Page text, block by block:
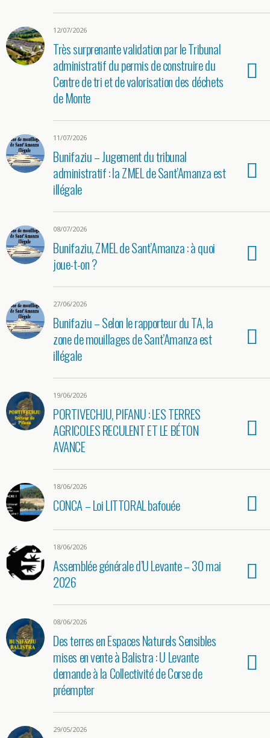
12/07/2026
Très surprenante validation par le Tribunal
administratif du permis de construire du
Centre de tri et de valorisation des déchets
de Monte
11/07/2026
Bunifaziu – Jugement du tribunal
administratif : la ZMEL de Sant’Amanza est
illégale
08/07/2026
Bunifaziu, ZMEL de Sant’Amanza : à quoi
joue-t-on ?
27/06/2026
Bunifaziu – Selon le rapporteur du TA, la
zone de mouillages de Sant’Amanza est
illégale
19/06/2026
PORTIVECHJU, PIFANU : LES TERRES
AGRICOLES RECULENT ET LE BÉTON
AVANCE
18/06/2026
CONCA – Loi LITTORAL bafouée
18/06/2026
Assemblée générale d’U Levante – 30 mai
2026
08/06/2026
Des terres en Espaces Naturels Sensibles
mises en vente à Balistra : U Levante
demande à la Collectivité de Corse de
préempter
29/05/2026